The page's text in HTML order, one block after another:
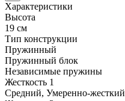
Характеристики
Высота
19 см
Тип конструкции
Пружинный
Пружинный блок
Независимые пружины
Жесткость 1
Средний, Умеренно-жесткий